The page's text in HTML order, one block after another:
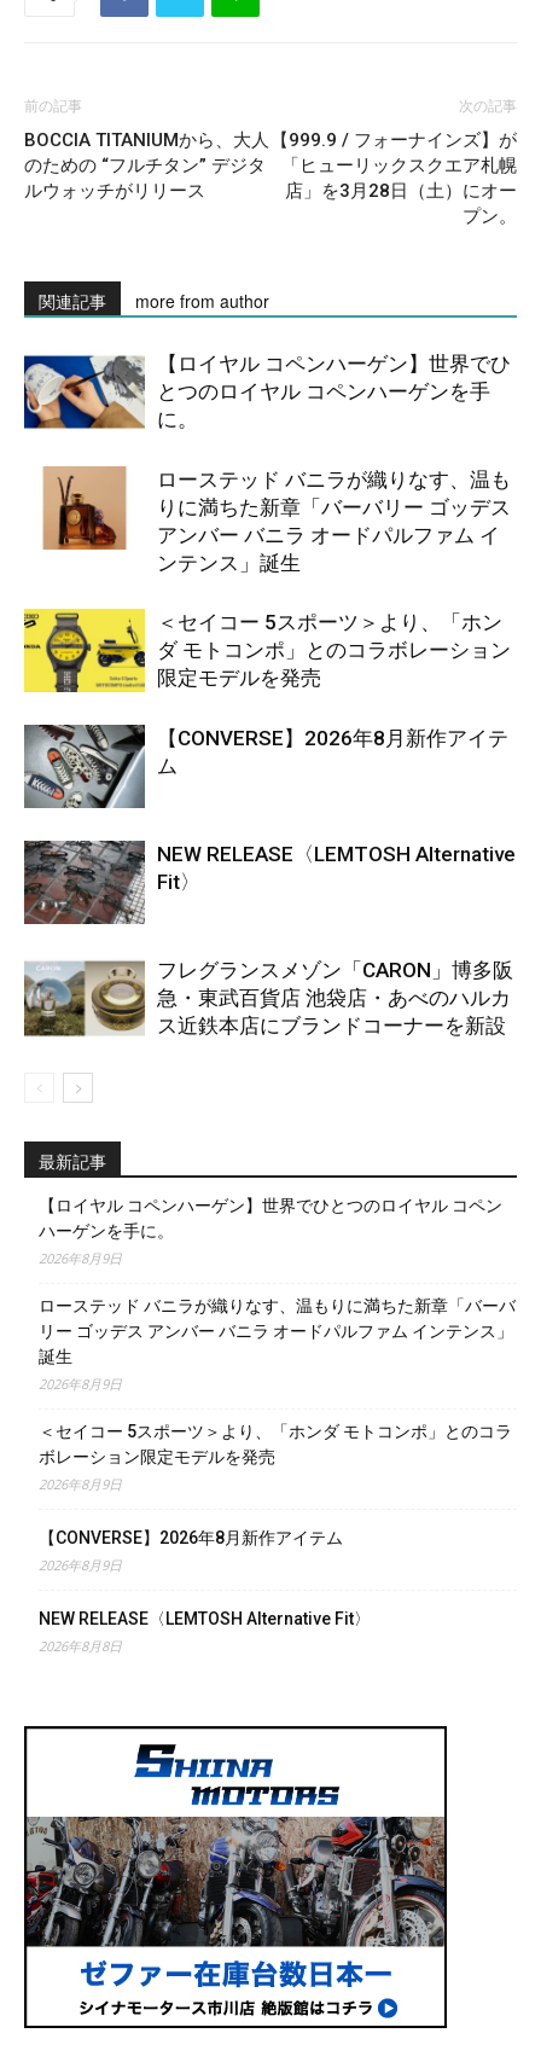
前の記事
BOCCIA TITANIUMから、大人
のための “フルチタン” デジタ
ルウォッチがリリース
次の記事
【999.9 / フォーナインズ】が
「ヒューリックスクエア札幌
店」を3月28日（土）にオー
プン。
関連記事 more from author
【ロイヤル コペンハーゲン】世界でひ
とつのロイヤル コペンハーゲンを手
に。
ローステッド バニラが織りなす、温も
りに満ちた新章「バーバリー ゴッデス
アンバー バニラ オードパルファム イ
ンテンス」誕生
＜セイコー 5スポーツ＞より、「ホン
ダ モトコンポ」とのコラボレーション
限定モデルを発売
【CONVERSE】2026年8月新作アイテ
ム
NEW RELEASE〈LEMTOSH Alternative
Fit〉
フレグランスメゾン「CARON」博多阪
急・東武百貨店 池袋店・あべのハルカ
ス近鉄本店にブランドコーナーを新設
最新記事
【ロイヤル コペンハーゲン】世界でひとつのロイヤル コペン
ハーゲンを手に。
2026年8月9日
ローステッド バニラが織りなす、温もりに満ちた新章「バーバ
リー ゴッデス アンバー バニラ オードパルファム インテンス」
誕生
2026年8月9日
＜セイコー 5スポーツ＞より、「ホンダ モトコンポ」とのコラ
ボレーション限定モデルを発売
2026年8月9日
【CONVERSE】2026年8月新作アイテム
2026年8月9日
NEW RELEASE〈LEMTOSH Alternative Fit〉
2026年8月8日